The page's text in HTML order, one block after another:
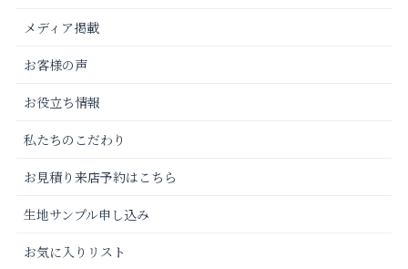
メディア掲載
お客様の声
お役立ち情報
私たちのこだわり
お見積り来店予約はこちら
生地サンプル申し込み
お気に入りリスト